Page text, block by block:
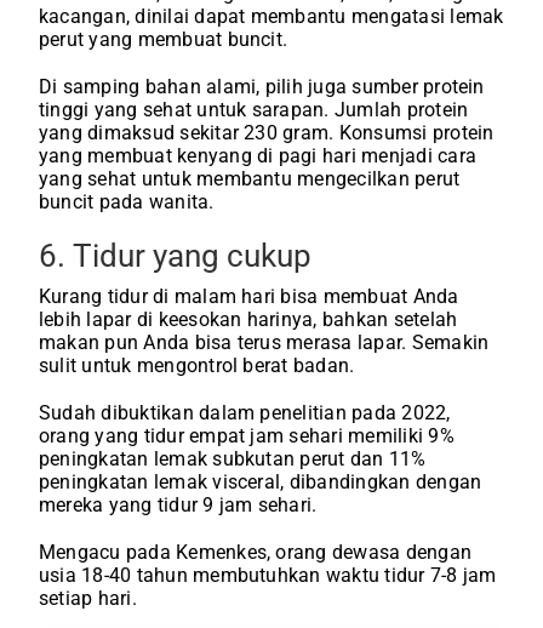
kacangan, dinilai dapat membantu mengatasi lemak
perut yang membuat buncit.
Di samping bahan alami, pilih juga sumber protein
tinggi yang sehat untuk sarapan. Jumlah protein
yang dimaksud sekitar 230 gram. Konsumsi protein
yang membuat kenyang di pagi hari menjadi cara
yang sehat untuk membantu mengecilkan perut
buncit pada wanita.
6. Tidur yang cukup
Kurang tidur di malam hari bisa membuat Anda
lebih lapar di keesokan harinya, bahkan setelah
makan pun Anda bisa terus merasa lapar. Semakin
sulit untuk mengontrol berat badan.
Sudah dibuktikan dalam penelitian pada 2022,
orang yang tidur empat jam sehari memiliki 9%
peningkatan lemak subkutan perut dan 11%
peningkatan lemak visceral, dibandingkan dengan
mereka yang tidur 9 jam sehari.
Mengacu pada Kemenkes, orang dewasa dengan
usia 18-40 tahun membutuhkan waktu tidur 7-8 jam
setiap hari.